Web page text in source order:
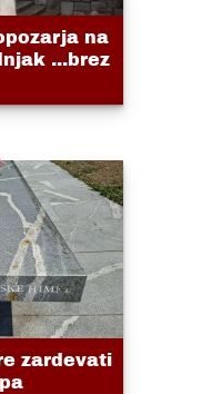
na
...brez
zardevati